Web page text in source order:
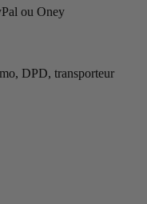
ou Oney
DPD, transporteur